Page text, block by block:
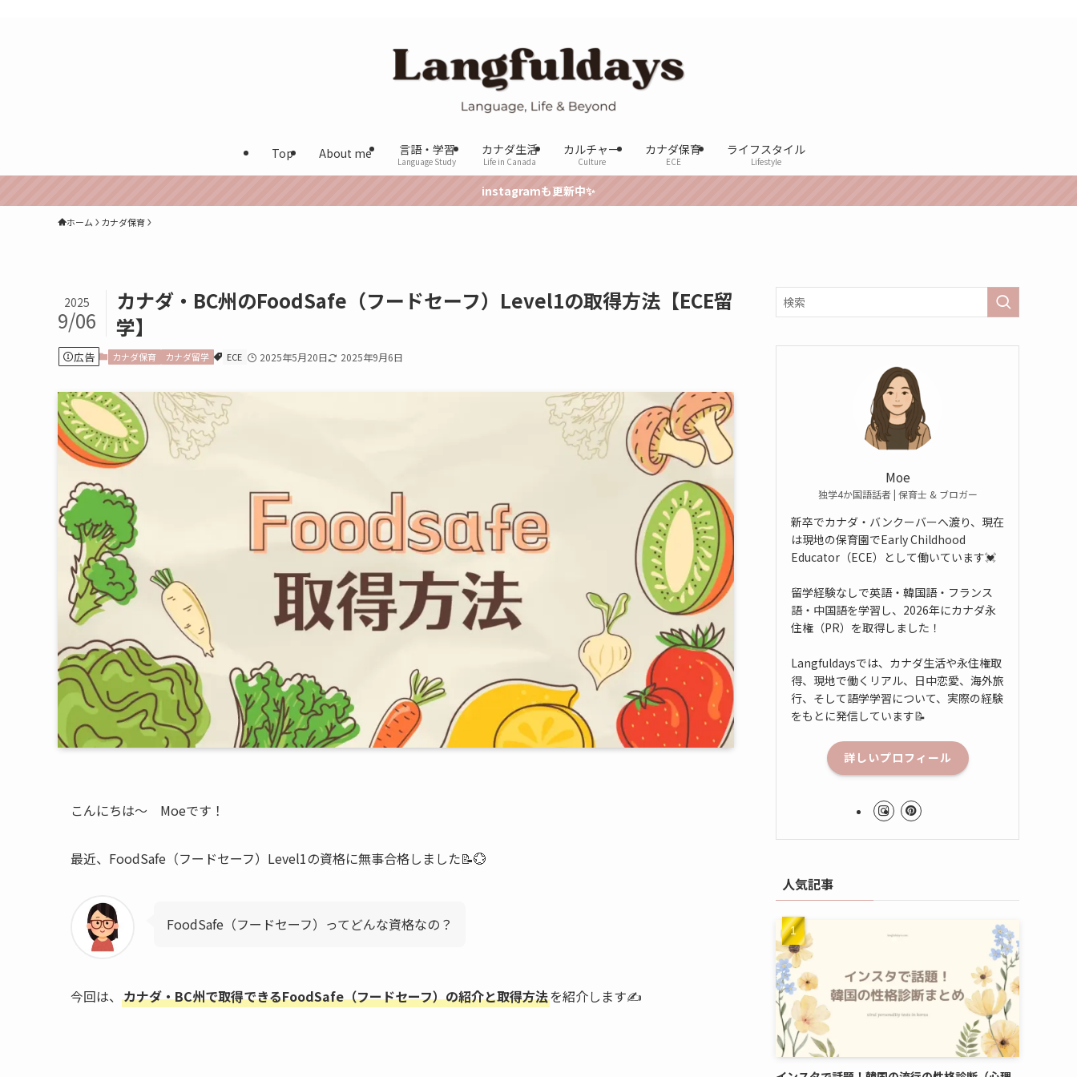
Top About me 言語・学習
Language Study
カナダ生活
Life in Canada
カルチャー
Culture
カナダ保育
ECE
ライフスタイル
Lifestyle
instagramも更新中✨
ホーム カナダ保育
カナダ・BC州のFoodSafe（フードセーフ）Level1の取得方法【ECE留
学】
2025
9/06
広告 カナダ保育 カナダ留学 ECE 2025年5月20日 2025年9月6日
こんにちは〜 Moeです！
最近、FoodSafe（フードセーフ）Level1の資格に無事合格しました📝💮
FoodSafe（フードセーフ）ってどんな資格なの？
今回は、 カナダ・BC州で取得できるFoodSafe（フードセーフ）の紹介と取得方法を紹介します✍️
Moe
独学4か国語話者 | 保育士 & ブロガー
新卒でカナダ・バンクーバーへ渡り、現在
は現地の保育園でEarly Childhood
Educator（ECE）として働いています💓
留学経験なしで英語・韓国語・フランス
語・中国語を学習し、2026年にカナダ永
住権（PR）を取得しました！
Langfuldaysでは、カナダ生活や永住権取
得、現地で働くリアル、日中恋愛、海外旅
行、そして語学学習について、実際の経験
をもとに発信しています📝
詳しいプロフィール
人気記事